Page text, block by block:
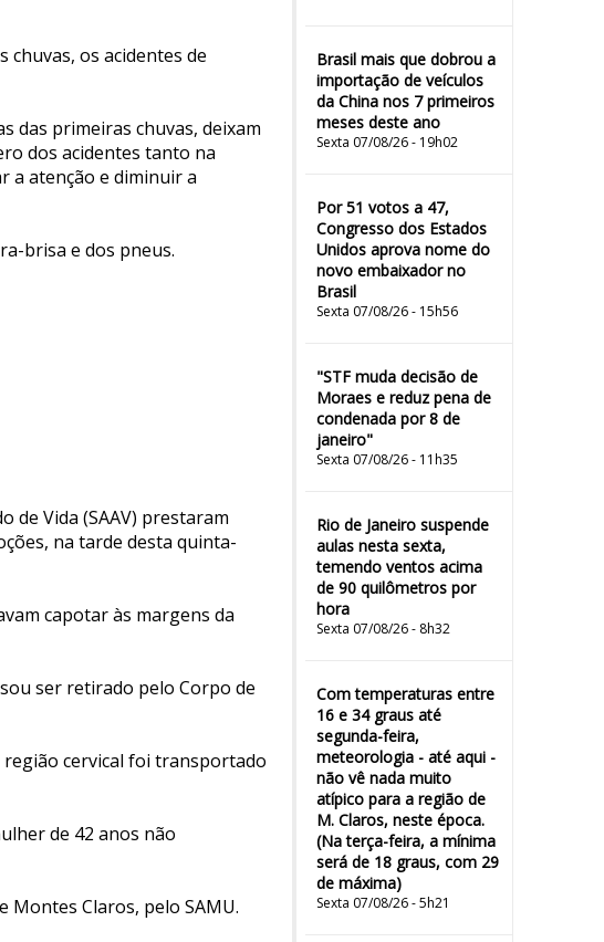
Brasil mais que dobrou a
importação de veículos
da China nos 7 primeiros
meses deste ano
Sexta 07/08/26 - 19h02
Por 51 votos a 47,
Congresso dos Estados
Unidos aprova nome do
novo embaixador no
Brasil
Sexta 07/08/26 - 15h56
"STF muda decisão de
Moraes e reduz pena de
condenada por 8 de
janeiro"
Sexta 07/08/26 - 11h35
Rio de Janeiro suspende
aulas nesta sexta,
temendo ventos acima
de 90 quilômetros por
hora
Sexta 07/08/26 - 8h32
Com temperaturas entre
16 e 34 graus até
segunda-feira,
meteorologia - até aqui -
não vê nada muito
atípico para a região de
M. Claros, neste época.
(Na terça-feira, a mínima
será de 18 graus, com 29
de máxima)
Sexta 07/08/26 - 5h21
chuvas, os acidentes de
das primeiras chuvas, deixam
dos acidentes tanto na
a atenção e diminuir a
brisa e dos pneus.
de Vida (SAAV) prestaram
na tarde desta quinta-
capotar às margens da
ser retirado pelo Corpo de
cervical foi transportado
de 42 anos não
Montes Claros, pelo SAMU.